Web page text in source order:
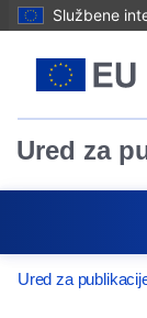
Službene
Ured za
Ured za